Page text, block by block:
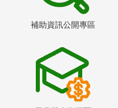
補助資訊公開專區